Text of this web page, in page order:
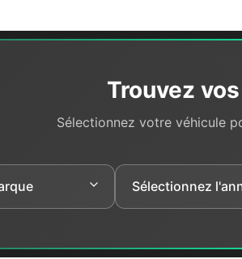
Trouvez
Sélectionnez votre véhicule